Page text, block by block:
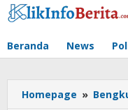
Lewati
ke
Beranda News
Homepage »